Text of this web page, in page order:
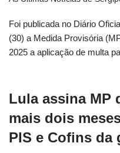
Foi publicada no Diário
(30) a Medida Provisória
2025 a aplicação de multa
Lula assina MP
mais dois
PIS e Cofins da